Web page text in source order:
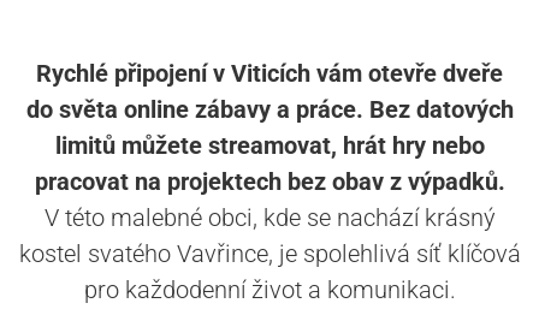
Rychlé připojení v Viticích vám otevře dveře
do světa online zábavy a práce. Bez datových
limitů můžete streamovat, hrát hry nebo
pracovat na projektech bez obav z výpadků.
V této malebné obci, kde se nachází krásný
kostel svatého Vavřince, je spolehlivá síť klíčová
pro každodenní život a komunikaci.